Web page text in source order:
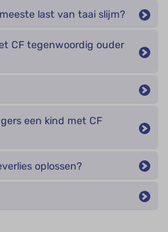
last van taai slijm?
CF tegenwoordig ouder
een kind met CF
oplossen?